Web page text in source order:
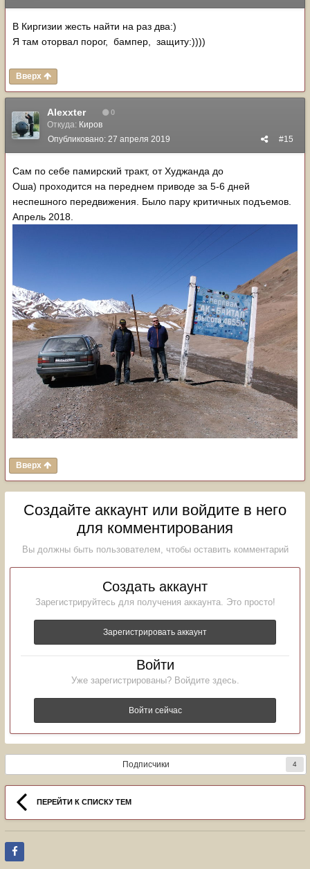
В Киргизии жесть найти на раз два:)
Я там оторвал порог, бампер, защиту:))))
Вверх
Alexxter 0
Откуда: Киров
#15
Опубликовано: 27 апреля 2019
Сам по себе памирский тракт, от Худжанда до
Оша) проходится на переднем приводе за 5-6 дней
неспешного передвижения. Было пару критичных подъемов.
Апрель 2018.
Вверх
Создайте аккаунт или войдите в него
для комментирования
Вы должны быть пользователем, чтобы оставить комментарий
Создать аккаунт
Зарегистрируйтесь для получения аккаунта. Это просто!
Зарегистрировать аккаунт
Войти
Уже зарегистрированы? Войдите здесь.
Войти сейчас
Подписчики 4
ПЕРЕЙТИ К СПИСКУ ТЕМ